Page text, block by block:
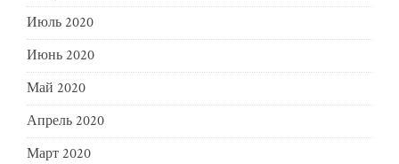
Июль 2020
Июнь 2020
Май 2020
Апрель 2020
Март 2020